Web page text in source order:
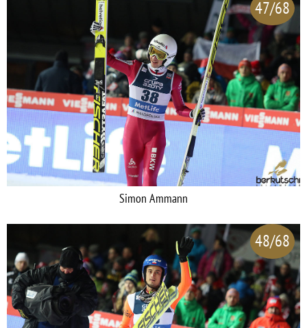
47/68
Simon Ammann
48/68